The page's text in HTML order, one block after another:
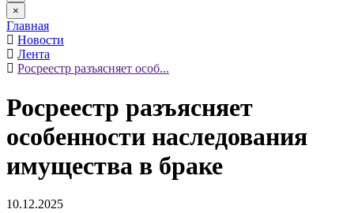
×
Главная
Новости
Лента
Росреестр разъясняет особ...
Росреестр разъясняет
особенности наследования
имущества в браке
10.12.2025